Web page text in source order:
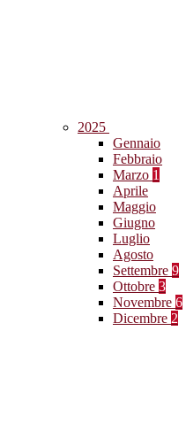
2025
Gennaio
Febbraio
Marzo 1
Aprile
Maggio
Giugno
Luglio
Agosto
Settembre 9
Ottobre 3
Novembre 6
Dicembre 2